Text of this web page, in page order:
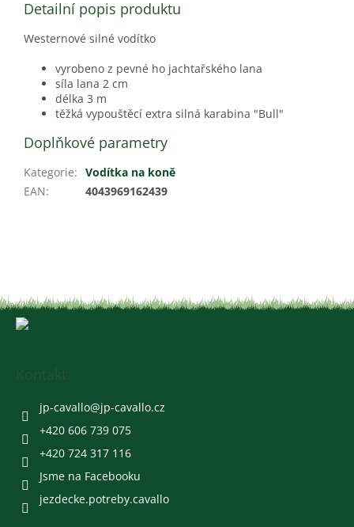
Detailní popis produktu
Westernové silné vodítko
vyrobeno z pevné ho jachtařského lana
síla lana 2 cm
délka 3 m
těžká vypouštěcí extra silná karabina "Bull"
Doplňkové parametry
Kategorie: Vodítka na koně
EAN: 4043969162439
jp-cavallo@jp-cavallo.cz
+420 606 739 075
+420 724 317 116
Jsme na Facebooku
jezdecke.potreby.cavallo